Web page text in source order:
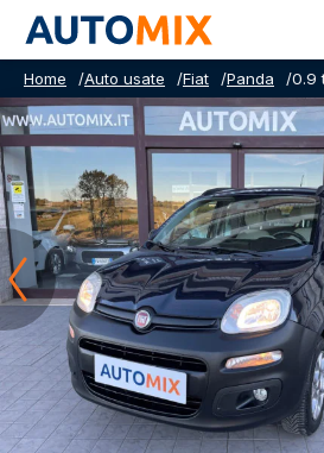
Home /Auto usate /Fiat /Panda /0.9